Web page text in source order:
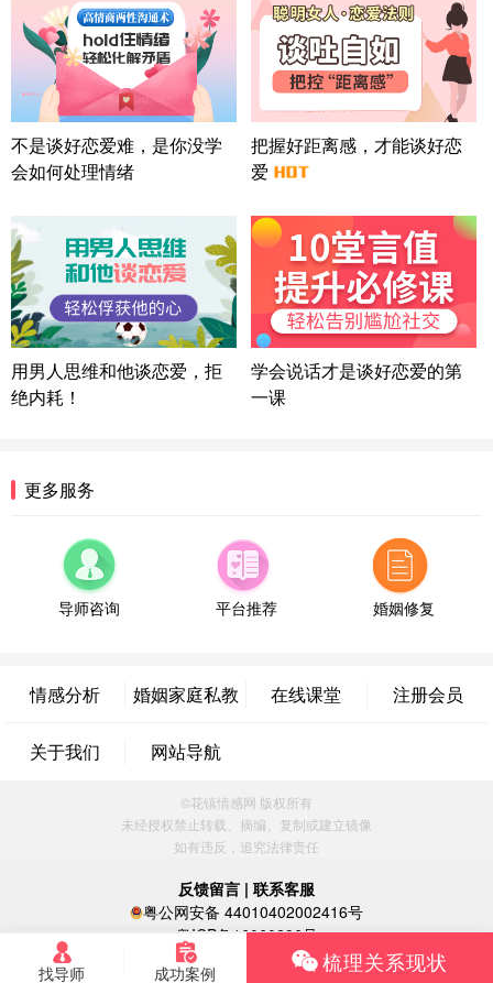
北京-朝阳 151****3189
22分钟前
微信用户 巧?媚儿 通过此页面咨询，已获得专属情感
方案
上海-浦东 177****9074
56分钟前
微信用户 Liberty 通过此页面咨询，已获得专属情感
方案
广东-广州 188****5632
方案
湖北-武汉 135****7410
41分钟前
微信用户 困困魚? 通过此页面咨询，已获得专属情感
方案
陕西-西安 139****6283
3分钟前
微信用户 喜欢下雨天^ 通过此页面咨询，已获得专属
情感方案
浙江-宁波 150****8921
福建-厦门 159****4462
53分钟前
微信用户 凌乱小羊 通过此页面咨询，已获得专属情
山东-青岛 138****9975
7分钟前
辽宁-大连 176****2843
39分钟前
属情感方案
微信用户 墨笙 通过此页面咨询，已获得专属情感方
案
江苏-苏州 188****5187
方案
广东-佛山 139****6034
微信用户 静默 通过此页面咨询，已获得专属情感方
案
不是谈好恋爱难，是你没学
会如何处理情绪
把握好距离感，才能谈好恋
爱
用男人思维和他谈恋爱，拒
绝内耗！
学会说话才是谈好恋爱的第
一课
更多服务
导师咨询 平台推荐 婚姻修复
情感分析 婚姻家庭私教 在线课堂 注册会员
关于我们 网站导航
©花镇情感网 版权所有
未经授权禁止转载、摘编、复制或建立镜像
如有违反，追究法律责任
反馈留言 | 联系客服
粤公网安备 44010402002416号
粤ICP备16060296号
找导师 成功案例 梳理关系现状